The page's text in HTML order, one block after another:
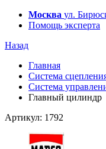
Москва ул.
Помощь эксперта
Назад
Главная
Система
Система
Главный цилиндр
Артикул: 1792